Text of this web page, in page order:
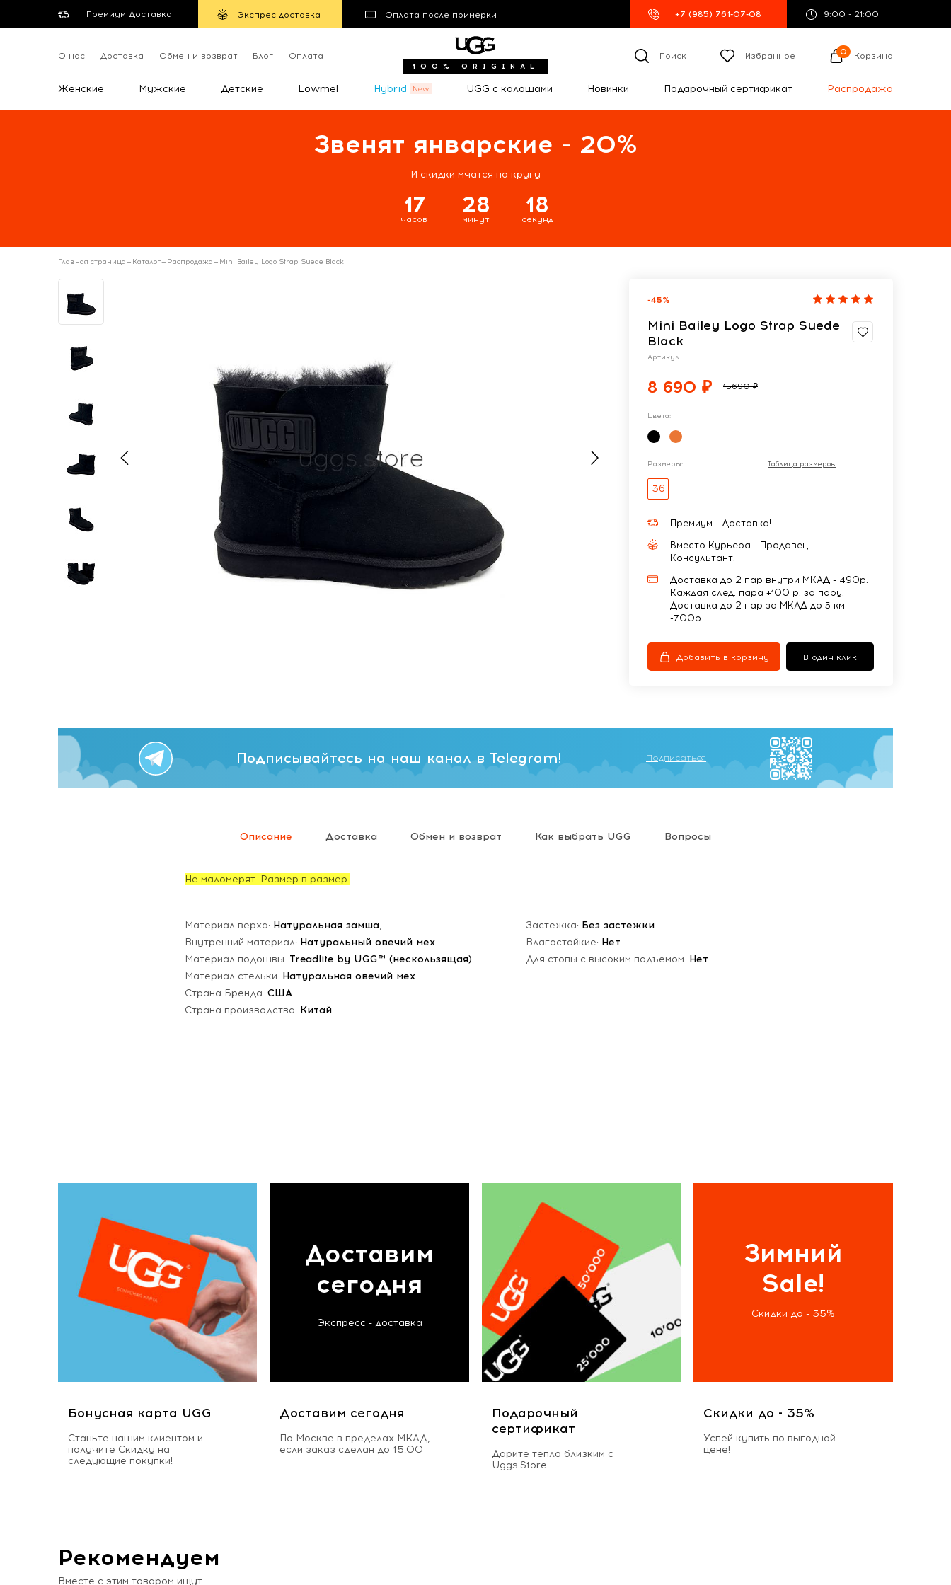
Премиум Доставка Экспрес доставка Оплата после примерки +7 (985) 761-07-08 9:00 - 21:00
О нас Доставка Обмен и возврат Блог Оплата
100% ORIGINAL
Поиск Избранное 0 Корзина
Женские Мужские Детские Lowmel Hybrid UGG с калошами Новинки Подарочный сертификат Распродажа
Звенят январские - 20%
И скидки мчатся по кругу
17
часов
28
минут
17
секунд
Главная страница— Каталог— Распродажа— Mini Bailey Logo Strap Suede Black
-45%
Mini Bailey Logo Strap Suede
Black
Артикул:
8 690 ₽ 15690 ₽
Цвета:
Размеры: Таблица размеров
36
Премиум - Доставка!
Вместо Курьера - Продавец-
Консультант!
Доставка до 2 пар внутри МКАД - 490р.
Каждая след. пара +100 р. за пару.
Доставка до 2 пар за МКАД до 5 км
-700р.
Добавить в корзину В один клик
Подписывайтесь на наш канал в Telegram! Подписаться
Описание Доставка Обмен и возврат Как выбрать UGG Вопросы
Не маломерят. Размер в размер.
Материал верха: Натуральная замша,
Внутренний материал: Натуральный овечий мех
Материал подошвы: Treadlite by UGG™ (нескользящая)
Материал стельки: Натуральная овечий мех
Страна Бренда: США
Страна производства: Китай
Застежка: Без застежки
Влагостойкие: Нет
Для стопы с высоким подъемом: Нет
Бонусная карта UGG
Станьте нашим клиентом и
получите Скидку на
следующие покупки!
Доставим
сегодня
Экспресс - доставка
Доставим сегодня
По Москве в пределах МКАД,
если заказ сделан до 15.00
Подарочный
сертификат
Дарите тепло близким с
Uggs.Store
Зимний
Sale!
Скидки до - 35%
Скидки до - 35%
Успей купить по выгодной
цене!
Рекомендуем
Вместе с этим товаром ищут